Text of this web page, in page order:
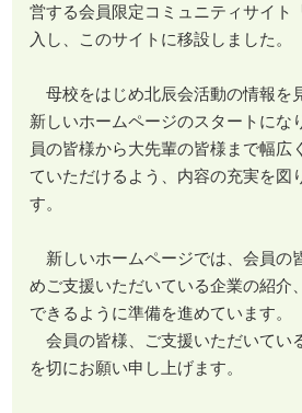
営する会員限定コミュニティサイト
入し、このサイトに移設しました。
母校をはじめ北辰会活動の情報を
新しいホームページのスタートにな
員の皆様から大先輩の皆様まで幅広
ていただけるよう、内容の充実を図
す。
新しいホームページでは、会員の
めご支援いただいている企業の紹介
できるように準備を進めています。
会員の皆様、ご支援いただいてい
を切にお願い申し上げます。